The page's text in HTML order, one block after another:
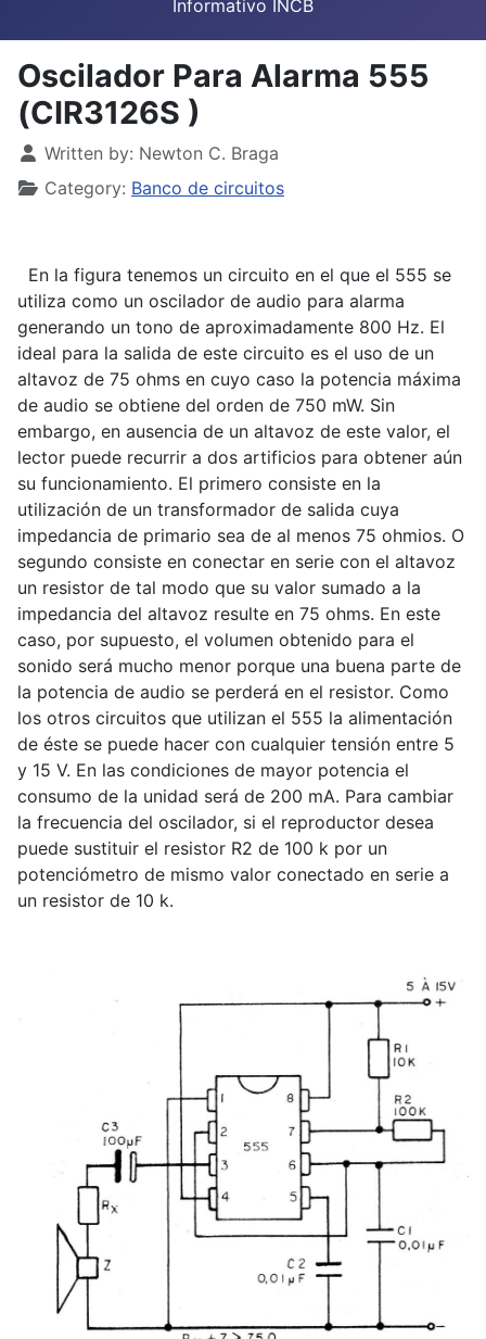
Informativo INCB
Oscilador Para Alarma 555
(CIR3126S )
Details
Written by: Newton C. Braga
Category: Banco de circuitos
En la figura tenemos un circuito en el que el 555 se
utiliza como un oscilador de audio para alarma
generando un tono de aproximadamente 800 Hz. El
ideal para la salida de este circuito es el uso de un
altavoz de 75 ohms en cuyo caso la potencia máxima
de audio se obtiene del orden de 750 mW. Sin
embargo, en ausencia de un altavoz de este valor, el
lector puede recurrir a dos artificios para obtener aún
su funcionamiento. El primero consiste en la
utilización de un transformador de salida cuya
impedancia de primario sea de al menos 75 ohmios. O
segundo consiste en conectar en serie con el altavoz
un resistor de tal modo que su valor sumado a la
impedancia del altavoz resulte en 75 ohms. En este
caso, por supuesto, el volumen obtenido para el
sonido será mucho menor porque una buena parte de
la potencia de audio se perderá en el resistor. Como
los otros circuitos que utilizan el 555 la alimentación
de éste se puede hacer con cualquier tensión entre 5
y 15 V. En las condiciones de mayor potencia el
consumo de la unidad será de 200 mA. Para cambiar
la frecuencia del oscilador, si el reproductor desea
puede sustituir el resistor R2 de 100 k por un
potenciómetro de mismo valor conectado en serie a
un resistor de 10 k.